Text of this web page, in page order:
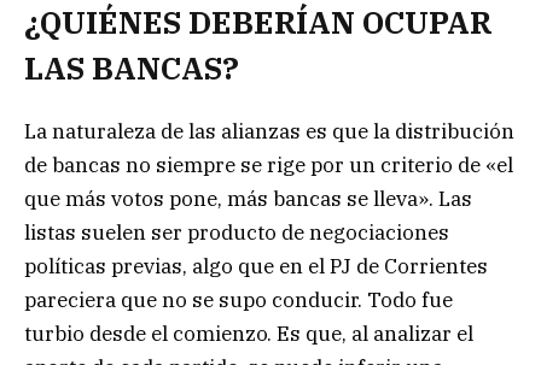
¿QUIÉNES DEBERÍAN OCUPAR
LAS BANCAS?
La naturaleza de las alianzas es que la distribución
de bancas no siempre se rige por un criterio de «el
que más votos pone, más bancas se lleva». Las
listas suelen ser producto de negociaciones
políticas previas, algo que en el PJ de Corrientes
pareciera que no se supo conducir. Todo fue
turbio desde el comienzo. Es que, al analizar el